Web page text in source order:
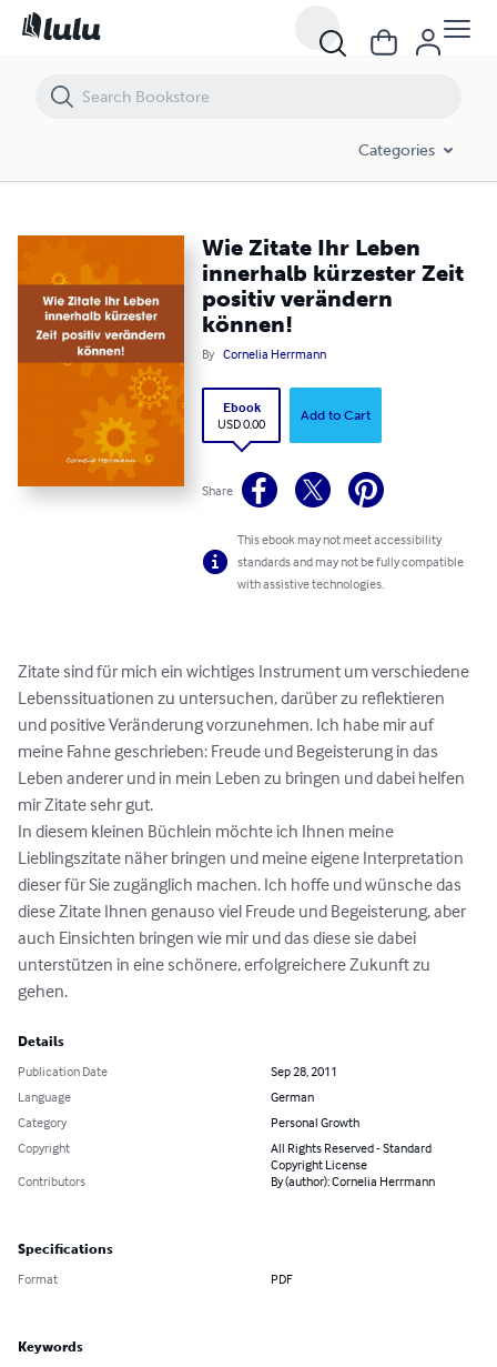
Categories
Wie Zitate Ihr Leben
innerhalb kürzester Zeit
positiv verändern
können!
By Cornelia Herrmann
Ebook
USD 0.00
Add to Cart
Share
This ebook may not meet accessibility
standards and may not be fully compatible
with assistive technologies.
Zitate sind für mich ein wichtiges Instrument um verschiedene
Lebenssituationen zu untersuchen, darüber zu reflektieren
und positive Veränderung vorzunehmen. Ich habe mir auf
meine Fahne geschrieben: Freude und Begeisterung in das
Leben anderer und in mein Leben zu bringen und dabei helfen
mir Zitate sehr gut.
In diesem kleinen Büchlein möchte ich Ihnen meine
Lieblingszitate näher bringen und meine eigene Interpretation
dieser für Sie zugänglich machen. Ich hoffe und wünsche das
diese Zitate Ihnen genauso viel Freude und Begeisterung, aber
auch Einsichten bringen wie mir und das diese sie dabei
unterstützen in eine schönere, erfolgreichere Zukunft zu
gehen.
Details
Publication Date
Sep 28, 2011
Language
German
Category
Personal Growth
Copyright
All Rights Reserved - Standard
Copyright License
Contributors
By (author): Cornelia Herrmann
Specifications
Format PDF
Keywords
Wie Zitate Ihr Leben innerhalb kürzester Zeit positiv verändern